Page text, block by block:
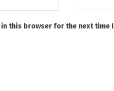
in this browser for the next time